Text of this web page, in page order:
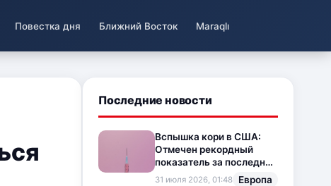
Повестка дня Ближний Восток Maraqlı
Последние новости
Вспышка кори в США:
Отмечен рекордный
показатель за последние
35 лет
31 июля 2026, 01:48 Европа